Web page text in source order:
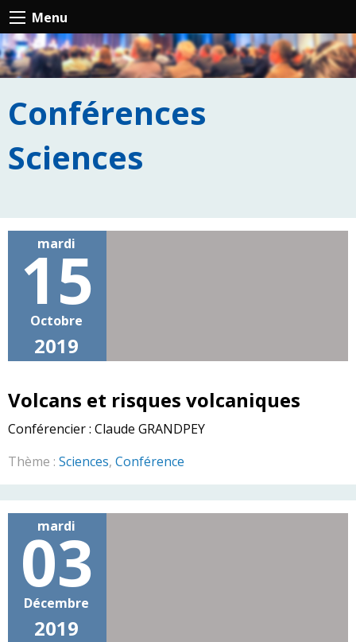
Menu
Conférences
Sciences
mardi
15
Octobre
2019
Volcans et risques volcaniques
Conférencier : Claude GRANDPEY
Thème : Sciences, Conférence
mardi
03
Décembre
2019